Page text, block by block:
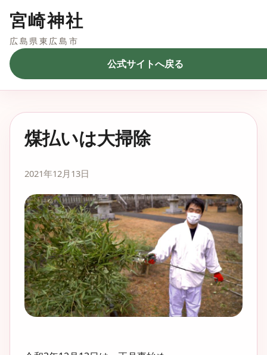
宮崎神社
広島県東広島市
公式サイトへ戻る
煤払いは大掃除
2021年12月13日